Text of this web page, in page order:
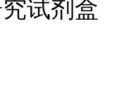
试剂盒